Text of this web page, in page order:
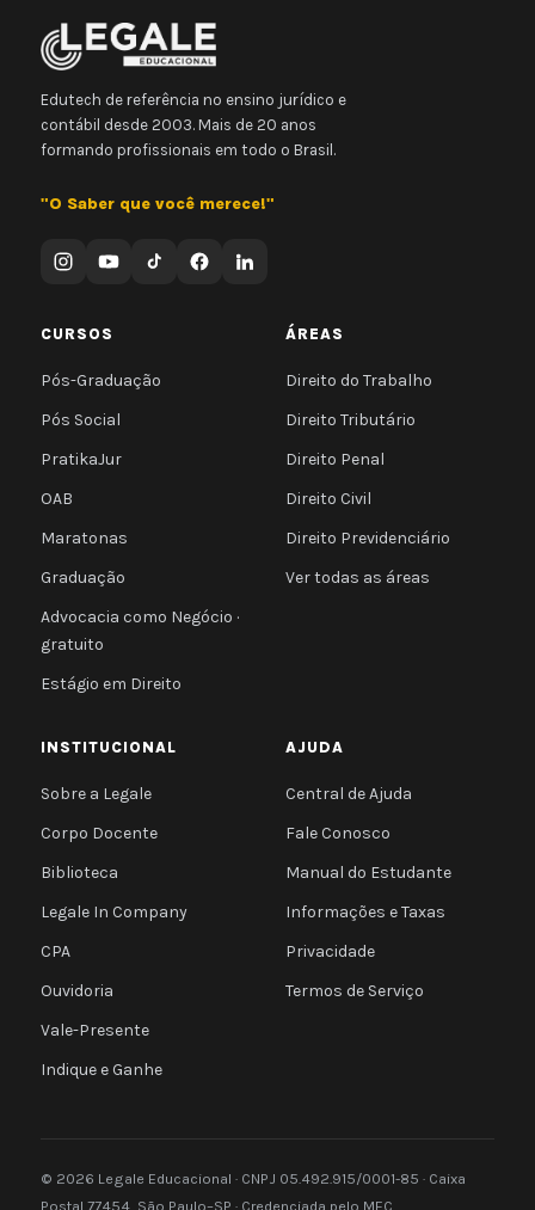
Edutech de referência no ensino jurídico e
contábil desde 2003. Mais de 20 anos
formando profissionais em todo o Brasil.
"O Saber que você merece!"
CURSOS
Pós-Graduação
Pós Social
PratikaJur
OAB
Maratonas
Graduação
Advocacia como Negócio ·
gratuito
Estágio em Direito
ÁREAS
Direito do Trabalho
Direito Tributário
Direito Penal
Direito Civil
Direito Previdenciário
Ver todas as áreas
INSTITUCIONAL
Sobre a Legale
Corpo Docente
Biblioteca
Legale In Company
CPA
Ouvidoria
Vale-Presente
Indique e Ganhe
AJUDA
Central de Ajuda
Fale Conosco
Manual do Estudante
Informações e Taxas
Privacidade
Termos de Serviço
© 2026 Legale Educacional · CNPJ 05.492.915/0001-85 · Caixa